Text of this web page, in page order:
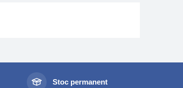
ce trece prin contor. Viteza de
Stoc permanent